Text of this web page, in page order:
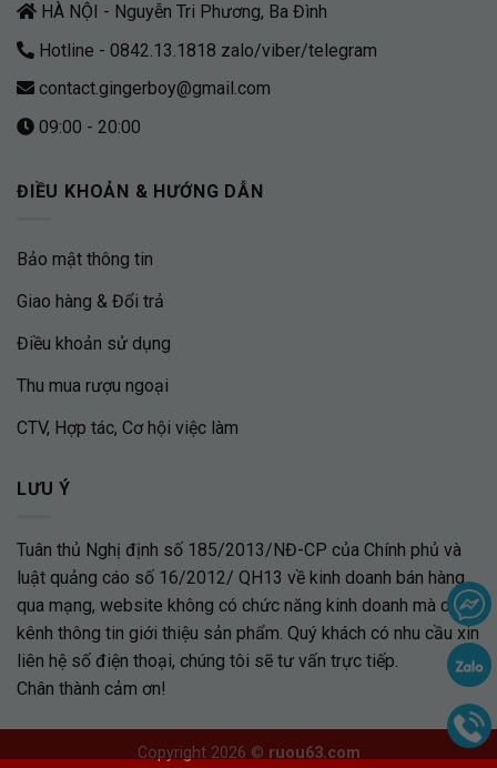
HÀ NỘI - Nguyễn Tri Phương, Ba Đình
Hotline - 0842.13.1818 zalo/viber/telegram
contact.gingerboy@gmail.com
09:00 - 20:00
ĐIỀU KHOẢN & HƯỚNG DẪN
Bảo mật thông tin
Giao hàng & Đổi trả
Điều khoản sử dụng
Thu mua rượu ngoại
CTV, Hợp tác, Cơ hội việc làm
LƯU Ý
Tuân thủ Nghị định số 185/2013/NĐ-CP của Chính phủ và
luật quảng cáo số 16/2012/ QH13 về kinh doanh bán hàng
qua mạng, website không có chức năng kinh doanh mà chỉ là
kênh thông tin giới thiệu sản phẩm. Quý khách có nhu cầu xin
liên hệ số điện thoại, chúng tôi sẽ tư vấn trực tiếp.
Chân thành cảm ơn!
Copyright 2026 © ruou63.com